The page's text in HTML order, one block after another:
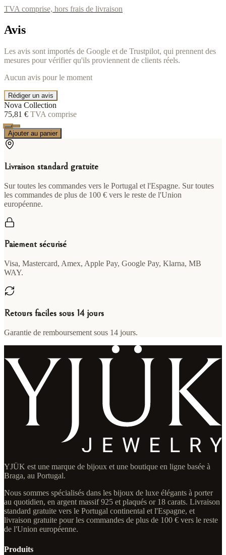
TVA comprise, hors frais de livraison
Avis
Les avis sont importés de Google et de Trustpilot, qui prennent des
mesures pour vérifier qu'ils proviennent de clients réels.
Aucun avis pour le moment
Rédiger un avis
Nova Collection
75,81 € TVA comprise
Ajouter au panier
Livraison standard gratuite
Sur toutes les commandes vers le Portugal et l'Espagne. Sur toutes
les commandes de plus de 100 € vers le reste de l'Union
européenne.
Paiement sécurisé
Visa, Mastercard, Amex, Apple Pay, Google Pay, Klarna, MB
WAY.
Retours faciles sous 14 jours
Garantie de remboursement sous 14 jours.
YJÜK est une marque de bijoux et une boutique en ligne basée à
Braga, au Portugal.
Nous sommes spécialisés dans les bijoux de luxe élégants à porter
au quotidien, en argent massif 925 et plaqués or 18 carats. Livraison
standard gratuite vers le Portugal continental et l'Espagne, et
livraison gratuite pour les commandes de plus de 100 € vers le reste
de l'Union européenne.
Produits